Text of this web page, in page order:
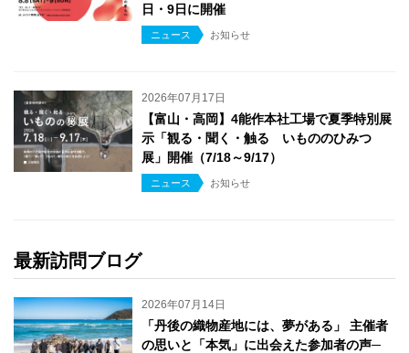
日・9日に開催
ニュース お知らせ
2026年07月17日
【富山・高岡】4能作本社工場で夏季特別展
示「観る・聞く・触る いもののひみつ
展」開催（7/18～9/17）
ニュース お知らせ
最新訪問ブログ
2026年07月14日
「丹後の織物産地には、夢がある」 主催者
の思いと「本気」に出会えた参加者の声─